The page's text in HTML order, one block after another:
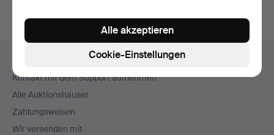
Fußzeilen-
Navigation
Kontakt mit dem Support aufnehmen
Alle Auktionshäuser
Zahlungsweisen
Wir versenden mit
Cookie-Einstellungen
Alle akzeptieren